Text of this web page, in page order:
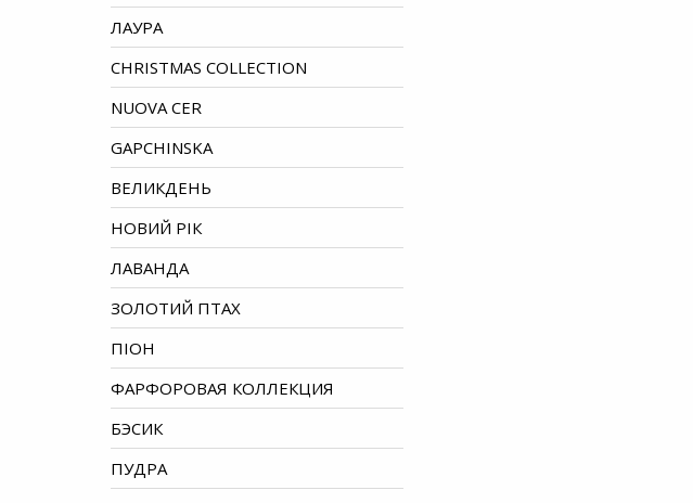
ЛАУРА
CHRISTMAS COLLECTION
NUOVA CER
GAPCHINSKA
ВЕЛИКДЕНЬ
НОВИЙ РІК
ЛАВАНДА
ЗОЛОТИЙ ПТАХ
ПІОН
ФАРФОРОВАЯ КОЛЛЕКЦИЯ
БЭСИК
ПУДРА